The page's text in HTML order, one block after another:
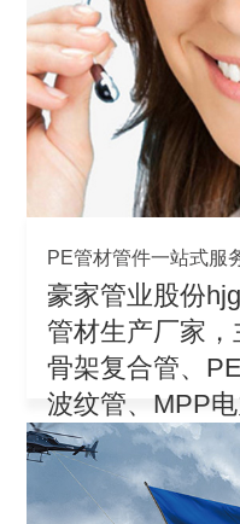
PE管材管件一站式服
豪家管业股份
管材生产厂家
骨架复合管、
波纹管、MPP
丙